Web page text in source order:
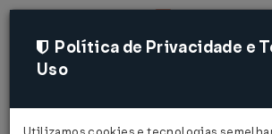
Política de Privacidade e
Uso